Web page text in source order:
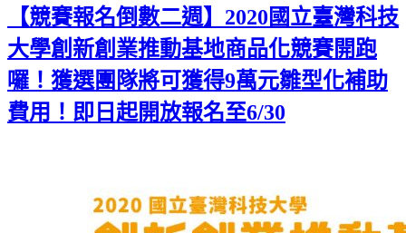
【競賽報名倒數二週】2020國立臺灣科技
大學創新創業推動基地商品化競賽開跑
囉！獲選團隊將可獲得9萬元雛型化補助
費用！即日起開放報名至6/30